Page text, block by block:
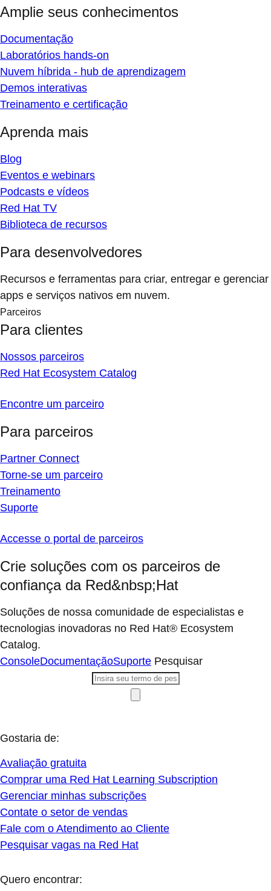
Amplie seus conhecimentos
Documentação
Laboratórios hands-on
Nuvem híbrida - hub de aprendizagem
Demos interativas
Treinamento e certificação
Aprenda mais
Blog
Eventos e webinars
Podcasts e vídeos
Red Hat TV
Biblioteca de recursos
Para desenvolvedores
Recursos e ferramentas para criar, entregar e gerenciar
apps e serviços nativos em nuvem.
Parceiros
Para clientes
Nossos parceiros
Red Hat Ecosystem Catalog
Encontre um parceiro
Para parceiros
Partner Connect
Torne-se um parceiro
Treinamento
Suporte
Accesse o portal de parceiros
Crie soluções com os parceiros de
confiança da Red&nbsp;Hat
Soluções de nossa comunidade de especialistas e
tecnologias inovadoras no Red Hat® Ecosystem
Catalog.
ConsoleDocumentaçãoSuporte Pesquisar
Gostaria de:
Avaliação gratuita
Comprar uma Red Hat Learning Subscription
Gerenciar minhas subscrições
Contate o setor de vendas
Fale com o Atendimento ao Cliente
Pesquisar vagas na Red Hat
Quero encontrar: